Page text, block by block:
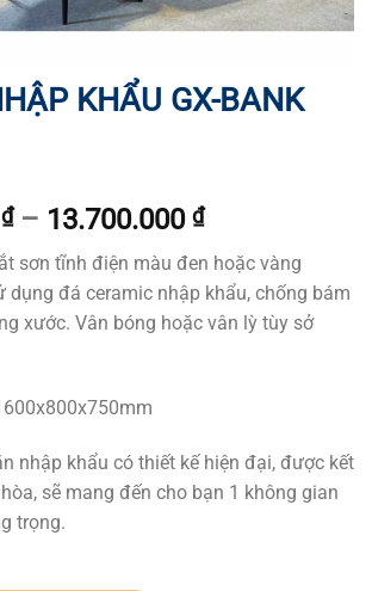
KHẨU GX-BANK
₫– 13.700.000 ₫
sơn tĩnh điện màu đen hoặc vàng
dụng đá ceramic nhập khẩu, chống bám
xước. Vân bóng hoặc vân lỳ tùy sở
nhập khẩu có thiết kế hiện đại, được kết
sẽ mang đến cho bạn 1 không gian
trọng.